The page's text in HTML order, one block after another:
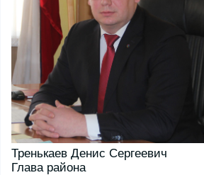
Тренькаев Денис Сергеевич
Глава района